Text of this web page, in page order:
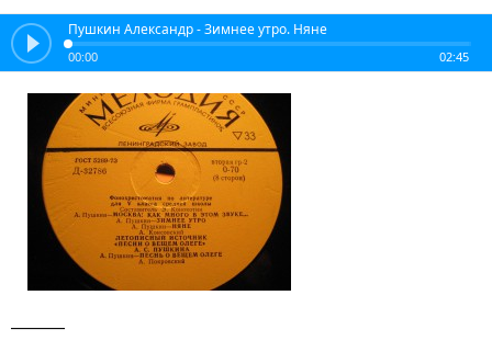
Пушкин Александр - Зимнее утро. Няне
00:00 02:45